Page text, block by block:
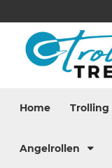
Home Trolling
Angelrollen